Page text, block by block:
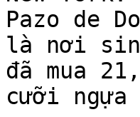
Pazo de
là nơi
đã mua
cưỡi